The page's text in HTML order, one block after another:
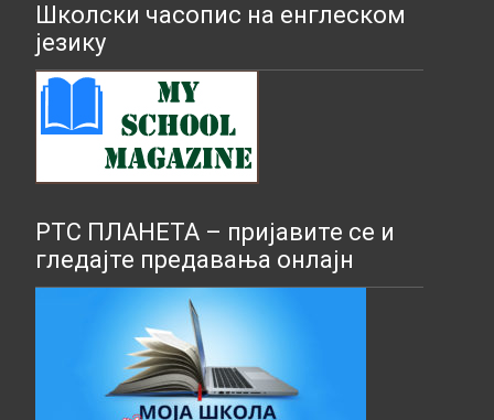
Школски часопис на енглеском
језику
РТС ПЛАНЕТА – пријавите се и
гледајте предавања онлајн